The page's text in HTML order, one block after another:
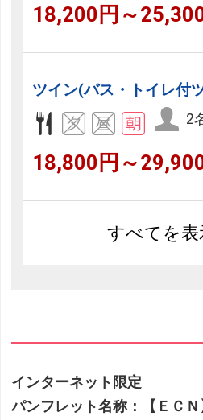
18,200円～
ツイン(バス・トイレ付
2
18,800円～
すべてを表
インターネット限定
パンフレット名称：【ＥＣ